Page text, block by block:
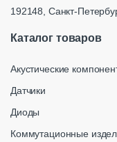
192148, Санкт-
Каталог товаров
Акустические
Датчики
Диоды
Коммутационные